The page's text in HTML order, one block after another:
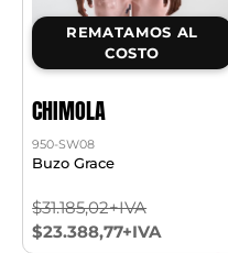
REMATAMOS AL
COSTO
CHIMOLA
950-SW08
Buzo Grace
$31.185,02+IVA
$23.388,77+IVA